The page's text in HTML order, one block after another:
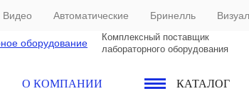
Видео Автоматические Бринелль
Комплексный поставщик
лабораторного оборудования
О КОМПАНИИ КАТАЛОГ